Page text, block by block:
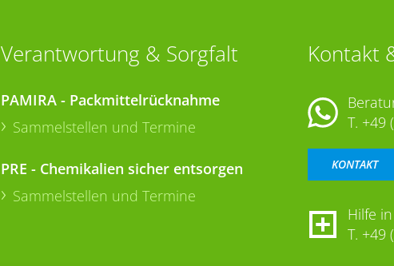
Verantwortung & Sorgfalt
PAMIRA - Packmittelrücknahme
Sammelstellen und Termine
PRE - Chemikalien sicher entsorgen
Sammelstellen und Termine
Kontakt
T. +49
KONTAKT
Hilfe
T. +49